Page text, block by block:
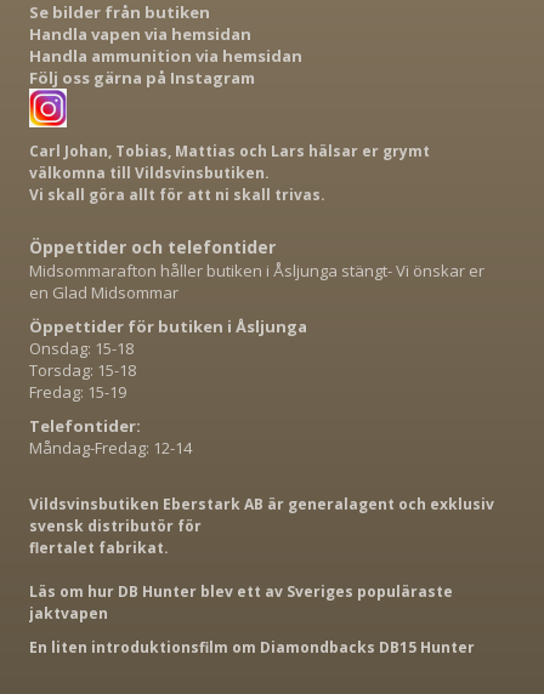
Se bilder från butiken
Handla vapen via hemsidan
Handla ammunition via hemsidan
Följ oss gärna på Instagram
Carl Johan, Tobias, Mattias och Lars hälsar er grymt
välkomna till Vildsvinsbutiken.
Vi skall göra allt för att ni skall trivas.
Öppettider och telefontider
Midsommarafton håller butiken i Åsljunga stängt- Vi önskar er
en Glad Midsommar
Öppettider för butiken i Åsljunga
Onsdag: 15-18
Torsdag: 15-18
Fredag: 15-19
Telefontider:
Måndag-Fredag: 12-14
Vildsvinsbutiken Eberstark AB är generalagent och exklusiv
svensk distributör för
flertalet fabrikat.
Läs om hur DB Hunter blev ett av Sveriges populäraste
jaktvapen
En liten introduktionsfilm om Diamondbacks DB15 Hunter